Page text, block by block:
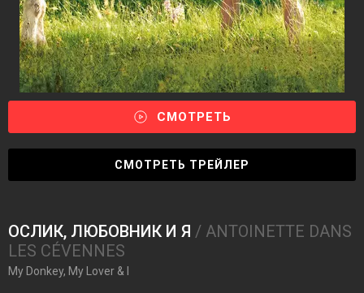
СМОТРЕТЬ
СМОТРЕТЬ ТРЕЙЛЕР
ОСЛИК, ЛЮБОВНИК И Я / ANTOINETTE DANS
LES CÉVENNES
My Donkey, My Lover & I